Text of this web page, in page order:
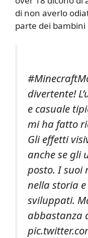
di non averlo
parte dei bambini
divertente!
e casuale
mi ha fatto
Gli effetti
anche se gli
posto. I suoi
nella storia
sviluppati.
abbastanza